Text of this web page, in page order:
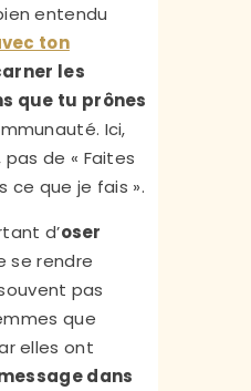
entendu
ton
les
que tu prônes
Ici,
pas de « Faites
ce que je fais ».
d’oser
se rendre
pas
que
elles ont
dans